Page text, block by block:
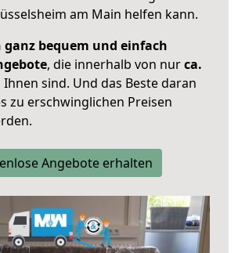
am Main helfen kann.
ganz bequem und einfach
, die innerhalb von nurca.
Ihnen sind. Und das Beste daran
zu erschwinglichen Preisen
Angebote erhalten